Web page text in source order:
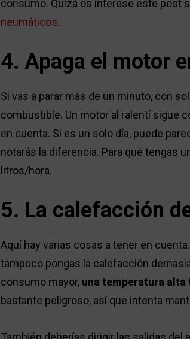
consumo. Quizá os interese este post
neumáticos.
4. Apaga el motor
Si vas a parar más de un minuto, con
combustible. Un motor al ralentí sigue
en cuenta. Si es un solo día, puede
notarás la diferencia. Para que tengas
litros/hora.
5. La calefacción
Aquí hay varias cosas a tener en
tampoco pongas la calefacción
consumo mayor, una temperatura alta
bastante peligroso, así que intenta